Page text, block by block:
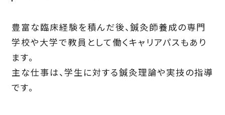
豊富な臨床経験を積んだ後、鍼灸師養成の専門
学校や大学で教員として働くキャリアパスもあり
ます。
主な仕事は、学生に対する鍼灸理論や実技の指導
です。